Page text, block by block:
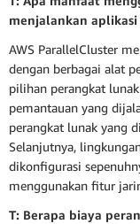
menjalankan aplikasi
AWS ParallelCluster
dengan berbagai alat
pilihan perangkat
pemantauan yang
perangkat lunak yang
Selanjutnya,
dikonfigurasi
menggunakan fitur
T: Berapa biaya